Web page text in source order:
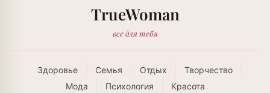
TrueWoman
все для тебя
Здоровье Семья Отдых
Творчество
Мода
Психология Красота